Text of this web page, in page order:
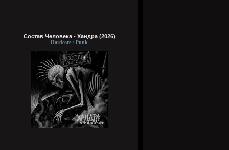
Состав Человека - Хандра (2026)
Hardcore / Punk